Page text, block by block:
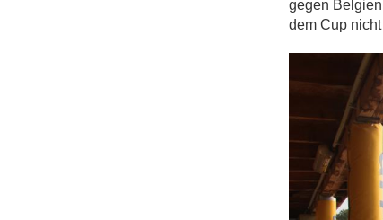
gegen
dem Cup